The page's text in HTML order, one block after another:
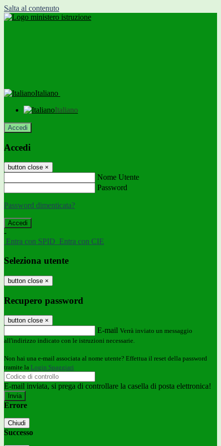
Salta al contenuto
Italiano
Italiano
Accedi
Accedi
button close ×
Nome Utente
Password
Password dimenticata?
-
Entra con SPID Entra con CIE
Seleziona utente
button close ×
Recupero password
button close ×
E-mail Verrà inviato un messaggio
all'indirizzo indicato con le istruzioni necessarie.
Non hai una e-mail associata al nome utente? Effettua il reset della password
tramite la Login Spaggiari
E-mail inviata, si prega di controllare la casella di posta elettronica!
Errore
Chiudi
Successo